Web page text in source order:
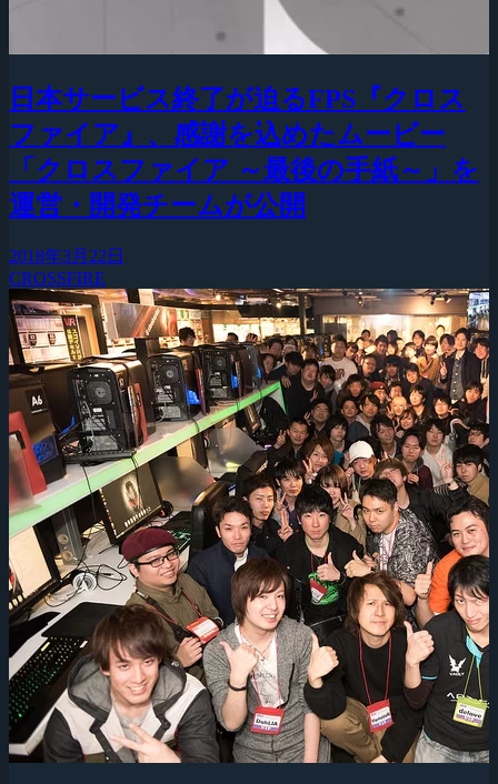
日本サービス終了が迫るFPS『クロス
ファイア』、感謝を込めたムービー
「クロスファイア ～最後の手紙～」を
運営・開発チームが公開
2018年3月22日
CROSSFIRE